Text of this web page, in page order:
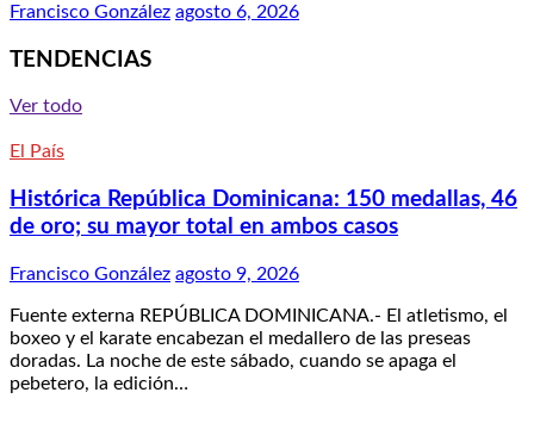
Francisco González agosto 6, 2026
TENDENCIAS
Ver todo
El País
Histórica República Dominicana: 150 medallas, 46
de oro; su mayor total en ambos casos
Francisco González agosto 9, 2026
Fuente externa REPÚBLICA DOMINICANA.- El atletismo, el
boxeo y el karate encabezan el medallero de las preseas
doradas. La noche de este sábado, cuando se apaga el
pebetero, la edición…